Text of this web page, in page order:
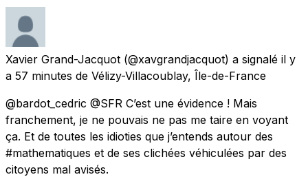
Xavier Grand-Jacquot (@xavgrandjacquot) a signalé il y
a 57 minutes de Vélizy-Villacoublay, Île-de-France
@bardot_cedric @SFR C’est une évidence ! Mais
franchement, je ne pouvais ne pas me taire en voyant
ça. Et de toutes les idioties que j’entends autour des
#mathematiques et de ses clichées véhiculées par des
citoyens mal avisés.